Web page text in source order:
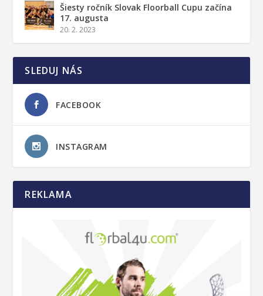
Šiesty ročník Slovak Floorball Cupu začína
17. augusta
20. 2. 2023
SLEDUJ NÁS
FACEBOOK
INSTAGRAM
REKLAMA